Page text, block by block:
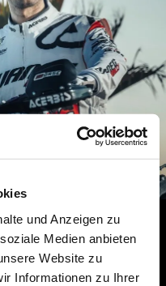
und Anzeigen zu
Medien anbieten
Website zu
Informationen zu Ihrer
Ich verdanke dem Team
Job gemacht hat. Die
eine tolle Zeit. Am Ende